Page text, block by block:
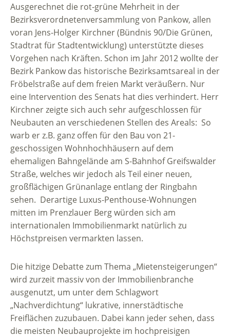
Ausgerechnet die rot-grüne Mehrheit in der
Bezirksverordnetenversammlung von Pankow, allen
voran Jens-Holger Kirchner (Bündnis 90/Die Grünen,
Stadtrat für Stadtentwicklung) unterstützte dieses
Vorgehen nach Kräften. Schon im Jahr 2012 wollte der
Bezirk Pankow das historische Bezirksamtsareal in der
Fröbelstraße auf dem freien Markt veräußern. Nur
eine Intervention des Senats hat dies verhindert. Herr
Kirchner zeigte sich auch sehr aufgeschlossen für
Neubauten an verschiedenen Stellen des Areals: So
warb er z.B. ganz offen für den Bau von 21-
geschossigen Wohnhochhäusern auf dem
ehemaligen Bahngelände am S-Bahnhof Greifswalder
Straße, welches wir jedoch als Teil einer neuen,
großflächigen Grünanlage entlang der Ringbahn
sehen. Derartige Luxus-Penthouse-Wohnungen
mitten im Prenzlauer Berg würden sich am
internationalen Immobilienmarkt natürlich zu
Höchstpreisen vermarkten lassen.
Die hitzige Debatte zum Thema „Mietensteigerungen“
wird zurzeit massiv von der Immobilienbranche
ausgenutzt, um unter dem Schlagwort
„Nachverdichtung“ lukrative, innerstädtische
Freiflächen zuzubauen. Dabei kann jeder sehen, dass
die meisten Neubauprojekte im hochpreisigen